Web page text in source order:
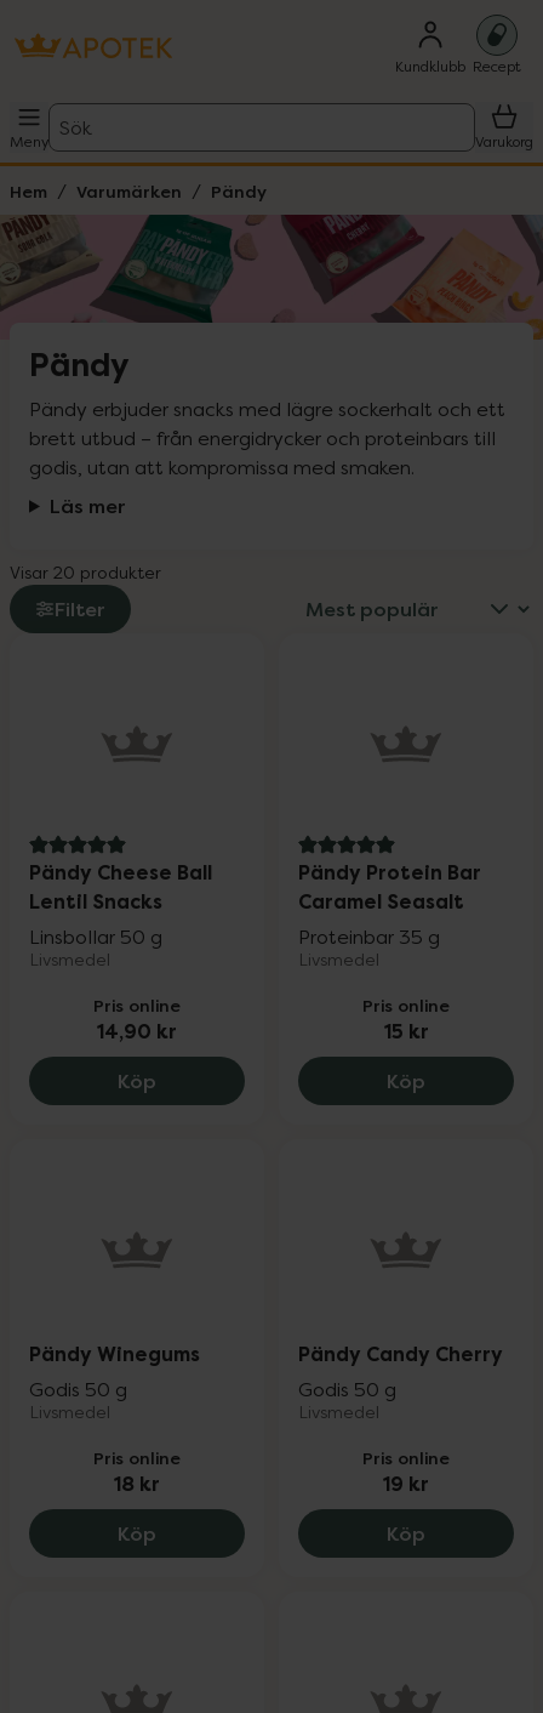
Kundklubb Recept
Meny
Sök
Varukorg
Hem Varumärken Pändy
Pändy
Pändy erbjuder snacks med lägre sockerhalt och ett
brett utbud – från energidrycker och proteinbars till
godis, utan att kompromissa med smaken.
Läs mer
Visar 20 produkter
Filter
5 av 5 i omdöme
Pändy Cheese Ball
Lentil Snacks
Linsbollar 50 g
Livsmedel
Pris online
14,90 kr
Köp Pändy Cheese Ball Lentil Snacks, 14.9
5 av 5 i omdöme
Pändy Protein Bar
Caramel Seasalt
Proteinbar 35 g
Livsmedel
Pris online
15 kr
Köp Pändy
Pändy Winegums
Godis 50 g
Livsmedel
Pris online
18 kr
Köp Pändy Winegums, 18 kr.
Pändy Candy Cherry
Godis 50 g
Livsmedel
Pris online
19 kr
Köp Pändy